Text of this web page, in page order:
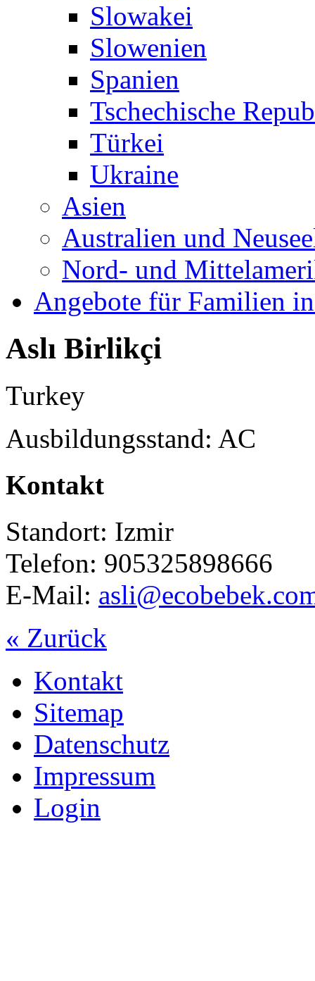
Slowakei
Slowenien
Spanien
Tschechische
Türkei
Ukraine
Asien
Australien und
Nord- und
Angebote für Familien
Aslı Birlikçi
Turkey
Ausbildungsstand: AC
Kontakt
Standort: Izmir
Telefon: 905325898666
E-Mail:
« Zurück
Kontakt
Sitemap
Datenschutz
Impressum
Login